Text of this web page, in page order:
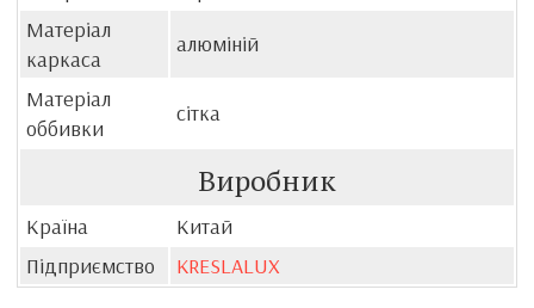
Матеріал
каркаса
алюміній
Матеріал
оббивки
сітка
Виробник
Країна
Китай
Підприємство
KRESLALUX